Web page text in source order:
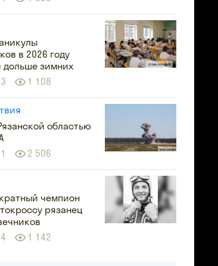
в 2026 году
дольше зимних
1 108
областью
2 506
чемпион
рязанец
1 142